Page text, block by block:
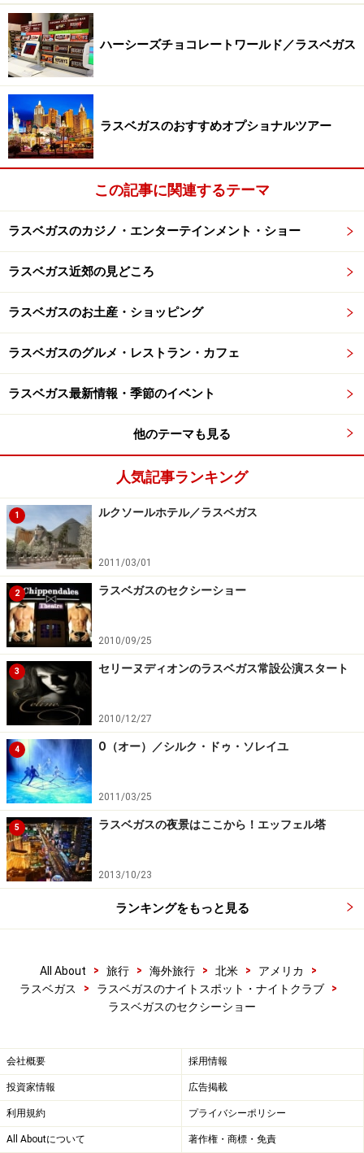
セクシーショー2 チッペンデール
1度見てみたい？男性ストリップ
リオスィートで行われているマッチョな男の人達による
女性向けアダルトショーです。若い女性グループなどで
訪れる人が多く、男性の肉体美を堪能できます。
リピーターにこのショーの良さを聞いてみると、「ボデ
ィビルダーのようにムキムキ過ぎず、程よい鍛え具合が
たまらない」とのこと。ショーが終わった後、パフォー
なかなか行けない男性アダルトショー。ラスベガス旅行
の思い出にぜひ！
＜DATA＞
■Chippendales（チッペンデール）
TEL：1-702-777-7776
料金：49.95ドル / 39.95ドル / 25.00ドル
アクセス：リオスィート2階
セクシーショー3 ピープショー
女性の美しさを見せてくれるショー
ピープ（Peep）とは「のぞき見」の意味。つまり、「の
ぞき見ショー」と名前が付けられた、女性のアダルトシ
ョーです。
ナイスバディのお姉さんたちがセクシーな衣装を身につ
け、歌ったり踊ったりするショーで、イメージするスト
リップほどエッチな感じのものではありません。主役
は、アメリカのリアリティショー「ガールネクストド
＜DATA＞
（ピープショー）
TEL：1-800-745-3000
時間：木～火曜21:00
定休日：水曜
料金：65.00ドル
アクセス：プラネットハリウッド1階
ハーシーズチョコレートワールド／ラスベガス
ラスベガスのおすすめオプショナルツアー
この記事に関連するテーマ
ラスベガスのカジノ・エンターテインメント・ショー
ラスベガス近郊の見どころ
ラスベガスのお土産・ショッピング
ラスベガスのグルメ・レストラン・カフェ
ラスベガス最新情報・季節のイベント
他のテーマも見る
人気記事ランキング
1 ルクソールホテル／ラスベガス
2011/03/01
2 ラスベガスのセクシーショー
2010/09/25
3 セリーヌディオンのラスベガス常設公演スタート
2010/12/27
4 O（オー）／シルク・ドゥ・ソレイユ
2011/03/25
5 ラスベガスの夜景はここから！エッフェル塔
2013/10/23
ランキングをもっと見る
All About > 旅行 > 海外旅行 > 北米 > アメリカ
>
ラスベガス
> ラスベガスのナイトスポット・ナイトクラブ
>
ラスベガスのセクシーショー
会社概要 採用情報
投資家情報 広告掲載
利用規約 プライバシーポリシー
All Aboutについて 著作権・商標・免責